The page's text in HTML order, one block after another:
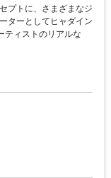
プトに、さまざまなジ
ターとしてヒャダイン
ティストのリアルな